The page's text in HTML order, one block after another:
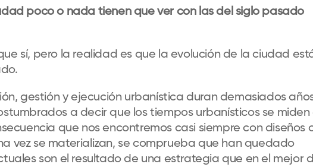
poco o nada tienen que ver con las del siglo pasado
sí, pero la realidad es que la evolución de la ciudad
gestión y ejecución urbanística duran demasiados
a decir que los tiempos urbanísticos se miden
que nos encontremos casi siempre con diseños
vez se materializan, se comprueba que han quedado
son el resultado de una estrategia que en el mejor